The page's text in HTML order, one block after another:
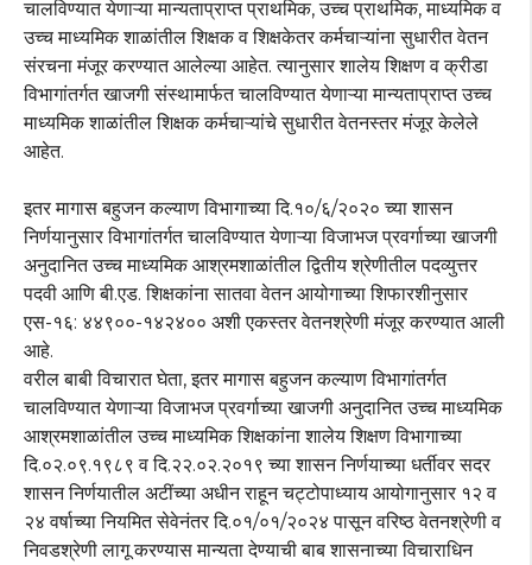
चालविण्यात येणाऱ्या मान्यताप्राप्त प्राथमिक, उच्च प्राथमिक, माध्यमिक व
उच्च माध्यमिक शाळांतील शिक्षक व शिक्षकेतर कर्मचाऱ्यांना सुधारीत वेतन
संरचना मंजूर करण्यात आलेल्या आहेत. त्यानुसार शालेय शिक्षण व क्रीडा
विभागांतर्गत खाजगी संस्थामार्फत चालविण्यात येणाऱ्या मान्यताप्राप्त उच्च
माध्यमिक शाळांतील शिक्षक कर्मचाऱ्यांचे सुधारीत वेतनस्तर मंजूर केलेले
आहेत.
इतर मागास बहुजन कल्याण विभागाच्या दि.१०/६/२०२० च्या शासन
निर्णयानुसार विभागांतर्गत चालविण्यात येणाऱ्या विजाभज प्रवर्गाच्या खाजगी
अनुदानित उच्च माध्यमिक आश्रमशाळांतील द्वितीय श्रेणीतील पदव्युत्तर
पदवी आणि बी.एड. शिक्षकांना सातवा वेतन आयोगाच्या शिफारशीनुसार
एस-१६: ४४९००-१४२४०० अशी एकस्तर वेतनश्रेणी मंजूर करण्यात आली
आहे.
वरील बाबी विचारात घेता, इतर मागास बहुजन कल्याण विभागांतर्गत
चालविण्यात येणाऱ्या विजाभज प्रवर्गाच्या खाजगी अनुदानित उच्च माध्यमिक
आश्रमशाळांतील उच्च माध्यमिक शिक्षकांना शालेय शिक्षण विभागाच्या
दि.०२.०९.१९८९ व दि.२२.०२.२०१९ च्या शासन निर्णयाच्या धर्तीवर सदर
शासन निर्णयातील अटींच्या अधीन राहून चट्टोपाध्याय आयोगानुसार १२ व
२४ वर्षाच्या नियमित सेवेनंतर दि.०१/०१/२०२४ पासून वरिष्ठ वेतनश्रेणी व
निवडश्रेणी लागू करण्यास मान्यता देण्याची बाब शासनाच्या विचाराधिन